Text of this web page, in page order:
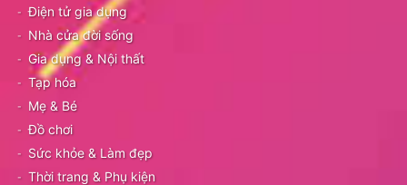
Điện tử gia dụng
Nhà cửa đời sống
Gia dụng & Nội thất
Tạp hóa
Mẹ & Bé
Đồ chơi
Sức khỏe & Làm đẹp
Thời trang & Phụ kiện